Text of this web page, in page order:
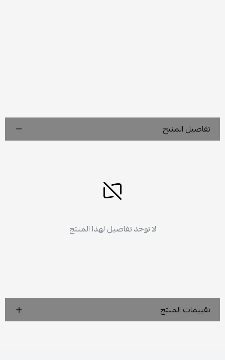
تفاصيل المنتج
لا توجد تفاصيل لهذا المنتج
تقييمات المنتج